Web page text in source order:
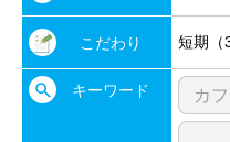
こだわり 短期（
キーワード